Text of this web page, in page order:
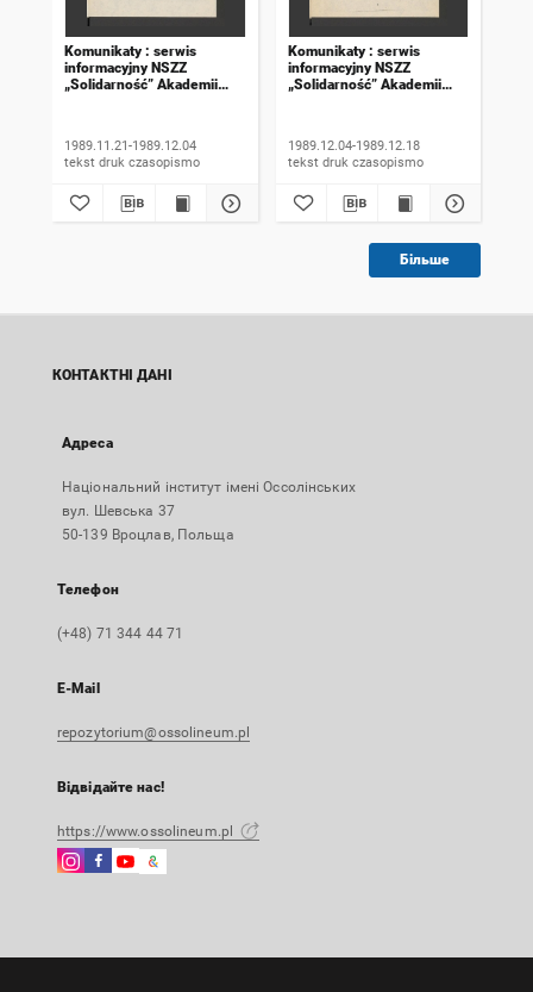
Komunikaty : serwis
informacyjny NSZZ
„Solidarność” Akademii
1989.11.21-1989.12.04
tekst druk czasopismo
Komunikaty : serwis
informacyjny NSZZ
„Solidarność” Akademii
1989.12.04-1989.12.18
tekst druk czasopismo
Більше
КОНТАКТНІ ДАНІ
Адреса
Національний інститут імені Оссолінських
вул. Шевська 37
50-139 Вроцлав, Польща
Телефон
(+48) 71 344 44 71
E-Mail
repozytorium@ossolineum.pl
Відвідайте нас!
https://www.ossolineum.pl
Instagram
в
Facebook
в
Instagram
в
Google
Зовнішнє